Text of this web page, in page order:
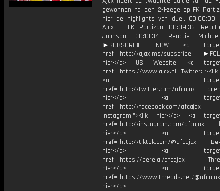
gewonnen na een 2-1-zege op FK
hier de highlights van duel. 00:00:00
Ajax - FK Partizan 00:09:36
Johnson 00:10:34 Reactie
►SUBSCRIBE NOW <a
href="http://ajax.ms/subscribe
hier</a> US Website: <a
href="https://www.ajax.nl
<a
href="http://twitter.com/afcajax
hier</a> <a
href="http://facebook.com/afcajax
Instagram:">Klik hier</a> <a
href="http://instagram.com/afcajax
hier</a> <a
href="http://tiktok.com/@afcajax
hier</a> <a
href="https://bere.al/afcajax
hier</a> <a
href="https://www.threads.net/
hier</a>